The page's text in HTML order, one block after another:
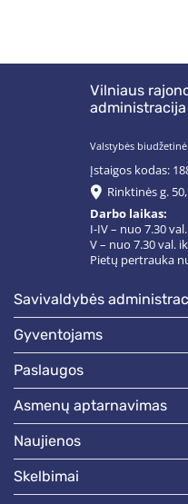
Vilniaus
administracija
Valstybės
Įstaigos kodas:
Rinktinės g.
Darbo laikas:
I-IV – nuo 7.30
V – nuo 7.30 val.
Pietų pertrauka
savivaldybės
gyventojams
paslaugos
asmenų aptarnavimas
naujienos
skelbimai